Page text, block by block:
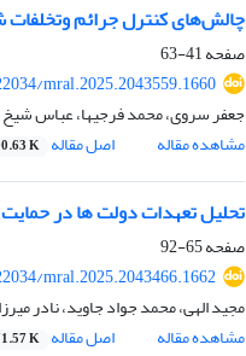
چالش‌های کنترل جرائم
صفحه41-63
mral.2025.2043559.1660
جعفر سروی، محمد فرجیها، عباس شیخ
مشاهده مقاله
اصل مقاله K
تحلیل تعهدات دولت ها در حمایت
صفحه65-92
mral.2025.2043466.1662
مجید الهی، محمد جواد جاوید، نادر
مشاهده مقاله
اصل مقاله K